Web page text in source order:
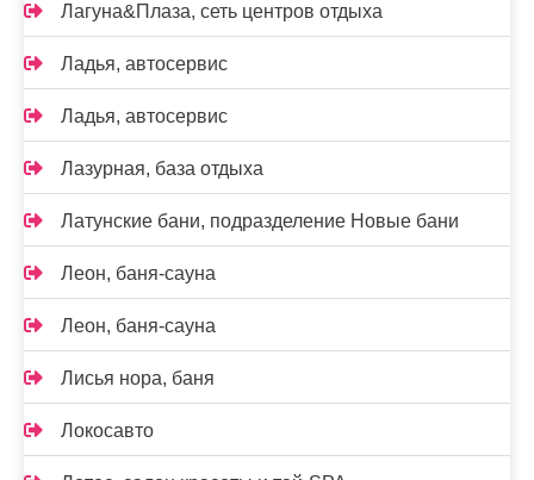
Лагуна&Плаза, сеть центров отдыха
Ладья, автосервис
Ладья, автосервис
Лазурная, база отдыха
Латунские бани, подразделение Новые бани
Леон, баня-сауна
Леон, баня-сауна
Лисья нора, баня
Локосавто